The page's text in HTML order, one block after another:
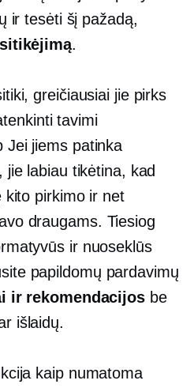
ir tesėti šį pažadą,
.
greičiausiai jie pirks
tavimi
Jei jiems patinka
labiau tikėtina, kad
kito pirkimo ir net
draugams. Tiesiog
ir nuoseklūs
papildomų pardavimų
ir rekomendacijos be
išlaidų.
kaip numatoma